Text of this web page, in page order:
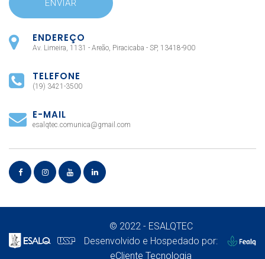
ENDEREÇO
Av. Limeira, 1131 - Areão, Piracicaba - SP, 13418-900
TELEFONE
(19) 3421-3500
E-MAIL
esalqtec.comunica@gmail.com
© 2022 - ESALQTEC
Desenvolvido e Hospedado por:
eCliente Tecnologia